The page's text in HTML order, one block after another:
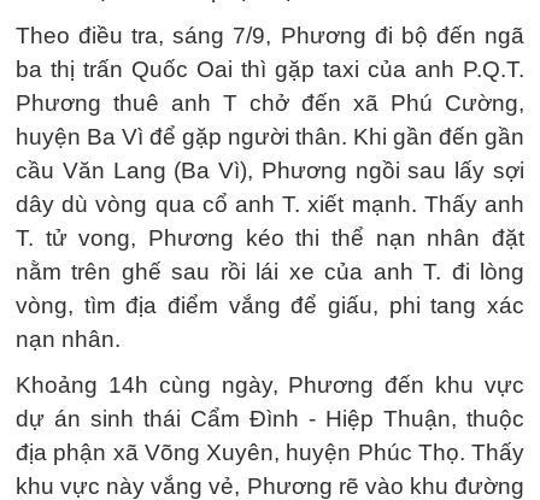
Theo điều tra, sáng 7/9, Phương đi bộ đến ngã
ba thị trấn Quốc Oai thì gặp taxi của anh P.Q.T.
Phương thuê anh T chở đến xã Phú Cường,
huyện Ba Vì để gặp người thân. Khi gần đến gần
cầu Văn Lang (Ba Vì), Phương ngồi sau lấy sợi
dây dù vòng qua cổ anh T. xiết mạnh. Thấy anh
T. tử vong, Phương kéo thi thể nạn nhân đặt
nằm trên ghế sau rồi lái xe của anh T. đi lòng
vòng, tìm địa điểm vắng để giấu, phi tang xác
nạn nhân.
Khoảng 14h cùng ngày, Phương đến khu vực
dự án sinh thái Cẩm Đình - Hiệp Thuận, thuộc
địa phận xã Võng Xuyên, huyện Phúc Thọ. Thấy
khu vực này vắng vẻ, Phương rẽ vào khu đường